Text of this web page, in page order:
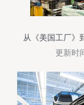
从《美国工厂》
更新时